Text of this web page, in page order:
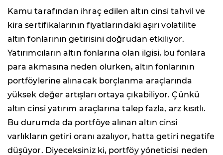
Kamu tarafından ihraç edilen altın cinsi tahvil ve
kira sertifikalarının fiyatlarındaki aşırı volatilite
altın fonlarının getirisini doğrudan etkiliyor.
Yatırımcıların altın fonlarına olan ilgisi, bu fonlara
para akmasına neden olurken, altın fonlarının
portföylerine alınacak borçlanma araçlarında
yüksek değer artışları ortaya çıkabiliyor. Çünkü
altın cinsi yatırım araçlarına talep fazla, arz kısıtlı.
Bu durumda da portföye alınan altın cinsi
varlıkların getiri oranı azalıyor, hatta getiri negatife
düşüyor. Diyeceksiniz ki, portföy yöneticisi neden